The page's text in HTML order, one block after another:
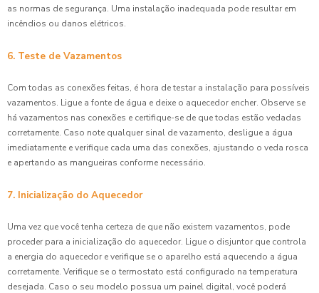
as normas de segurança. Uma instalação inadequada pode resultar em
incêndios ou danos elétricos.
6. Teste de Vazamentos
Com todas as conexões feitas, é hora de testar a instalação para possíveis
vazamentos. Ligue a fonte de água e deixe o aquecedor encher. Observe se
há vazamentos nas conexões e certifique-se de que todas estão vedadas
corretamente. Caso note qualquer sinal de vazamento, desligue a água
imediatamente e verifique cada uma das conexões, ajustando o veda rosca
e apertando as mangueiras conforme necessário.
7. Inicialização do Aquecedor
Uma vez que você tenha certeza de que não existem vazamentos, pode
proceder para a inicialização do aquecedor. Ligue o disjuntor que controla
a energia do aquecedor e verifique se o aparelho está aquecendo a água
corretamente. Verifique se o termostato está configurado na temperatura
desejada. Caso o seu modelo possua um painel digital, você poderá